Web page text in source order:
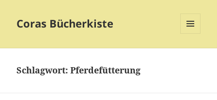
Coras Bücherkiste
Schlagwort:Pferdefütterung